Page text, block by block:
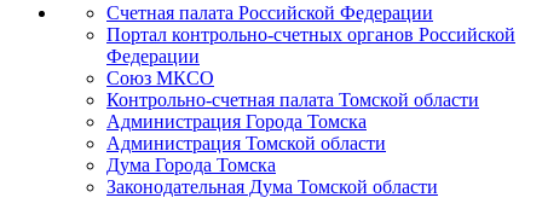
Счетная палата Российской Федерации
Портал контрольно-счетных органов Российской
Федерации
Союз МКСО
Контрольно-счетная палата Томской области
Администрация Города Томска
Администрация Томской области
Дума Города Томска
Законодательная Дума Томской области